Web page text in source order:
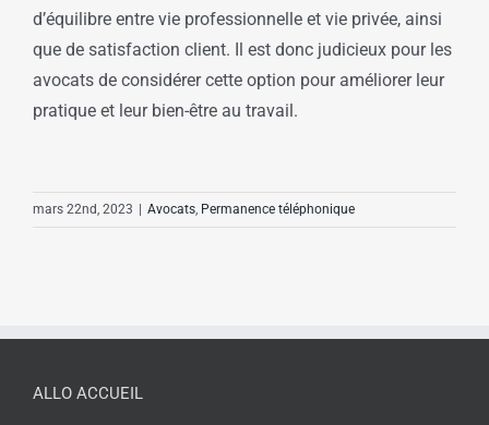
d’équilibre entre vie professionnelle et vie privée, ainsi
que de satisfaction client. Il est donc judicieux pour les
avocats de considérer cette option pour améliorer leur
pratique et leur bien-être au travail.
mars 22nd, 2023 | Avocats Permanence téléphonique
ALLO ACCUEIL